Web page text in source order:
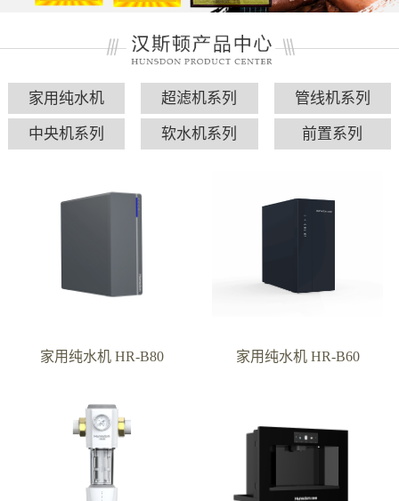
家用纯水机 超滤机系列 管线机系列
中央机系列 软水机系列 前置系列
家用纯水机 HR-B80 家用纯水机 HR-B60